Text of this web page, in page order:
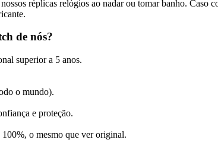
réplicas relógios ao nadar ou tomar banho. Caso
de nós?
superior a 5 anos.
o mundo).
e proteção.
o mesmo que ver original.